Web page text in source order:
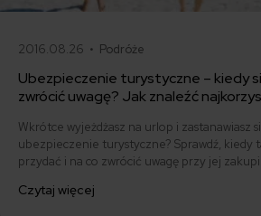
2016.08.26 • Podróże
Ubezpieczenie turystyczne – kiedy
zwrócić uwagę? Jak znaleźć
Wkrótce wyjeżdżasz na urlop i zastanawiasz
ubezpieczenie turystyczne? Sprawdź, kiedy
przydać i na co zwrócić uwagę przy jej
najlepsze ubezpieczenie turystyczne.
Czytaj więcej